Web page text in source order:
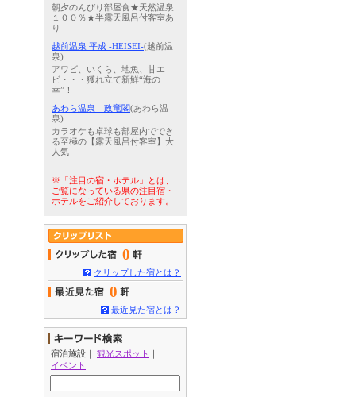
朝夕のんびり部屋食★天然温泉
１００％★半露天風呂付客室あ
り
越前温泉 平成 -HEISEI-(越前温
泉)
アワビ、いくら、地魚、甘エ
ビ・・・獲れ立て新鮮“海の
幸”！
あわら温泉 政竜閣(あわら温
泉)
カラオケも卓球も部屋内ででき
る至極の【露天風呂付客室】大
人気
※「注目の宿・ホテル」とは、
ご覧になっている県の注目宿・
ホテルをご紹介しております。
0
クリップした宿とは？
0
最近見た宿とは？
宿泊施設 ｜ 観光スポット ｜
イベント